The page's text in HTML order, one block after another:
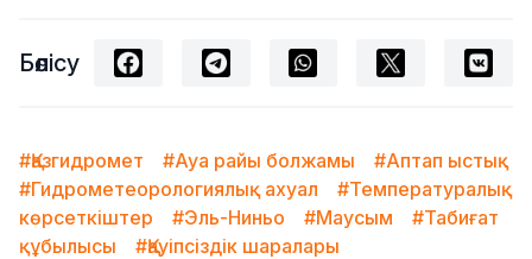
Бөлісу
#Қазгидромет #Ауа райы болжамы
#Аптап ыстық
#Гидрометеорологиялық ахуал
#Температуралық
көрсеткіштер
#Эль-Ниньо #Маусым
#Табиғат
құбылысы
#Қауіпсіздік шаралары